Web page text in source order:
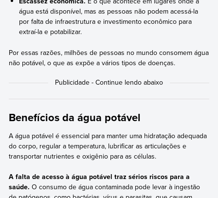
água está disponível, mas as pessoas não podem acessá-la
por falta de infraestrutura e investimento econômico para
extraí-la e potabilizar.
Por essas razões, milhões de pessoas no mundo consomem água
não potável, o que as expõe a vários tipos de doenças.
Benefícios da água potável
A água potável é essencial para manter uma hidratação adequada
do corpo, regular a temperatura, lubrificar as articulações e
transportar nutrientes e oxigênio para as células.
A falta de acesso à água potável traz sérios riscos para a
saúde. O consumo de água contaminada pode levar à ingestão